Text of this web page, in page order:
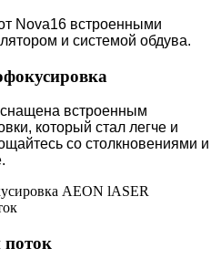
Nova16 встроенными
и системой обдува.
встроенным
который стал легче и
со столкновениями и